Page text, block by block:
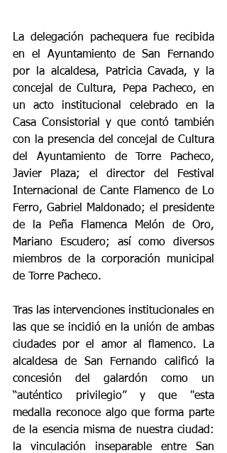
La delegación pachequera fue recibida
en el Ayuntamiento de San Fernando
por la alcaldesa, Patricia Cavada, y la
concejal de Cultura, Pepa Pacheco, en
un acto institucional celebrado en la
Casa Consistorial y que contó también
con la presencia del concejal de Cultura
del Ayuntamiento de Torre Pacheco,
Javier Plaza; el director del Festival
Internacional de Cante Flamenco de Lo
Ferro, Gabriel Maldonado; el presidente
de la Peña Flamenca Melón de Oro,
Mariano Escudero; así como diversos
miembros de la corporación municipal
de Torre Pacheco.
Tras las intervenciones institucionales en
las que se incidió en la unión de ambas
ciudades por el amor al flamenco. La
alcaldesa de San Fernando calificó la
concesión del galardón como un
“auténtico privilegio” y que "esta
medalla reconoce algo que forma parte
de la esencia misma de nuestra ciudad:
la vinculación inseparable entre San